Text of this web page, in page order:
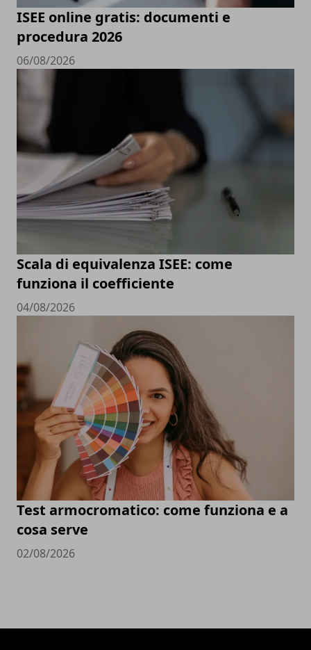
ISEE online gratis: documenti e
procedura 2026
06/08/2026
Scala di equivalenza ISEE: come
funziona il coefficiente
04/08/2026
Test armocromatico: come funziona e a
cosa serve
02/08/2026